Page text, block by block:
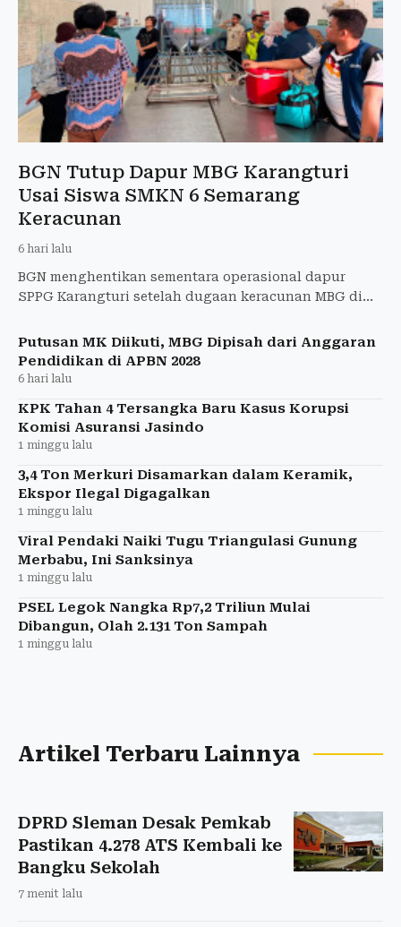
BGN Tutup Dapur MBG Karangturi
Usai Siswa SMKN 6 Semarang
Keracunan
6 hari lalu
BGN menghentikan sementara operasional dapur
SPPG Karangturi setelah dugaan keracunan MBG di
Putusan MK Diikuti, MBG Dipisah dari Anggaran
Pendidikan di APBN 2028
6 hari lalu
KPK Tahan 4 Tersangka Baru Kasus Korupsi
Komisi Asuransi Jasindo
1 minggu lalu
3,4 Ton Merkuri Disamarkan dalam Keramik,
Ekspor Ilegal Digagalkan
1 minggu lalu
Viral Pendaki Naiki Tugu Triangulasi Gunung
Merbabu, Ini Sanksinya
1 minggu lalu
PSEL Legok Nangka Rp7,2 Triliun Mulai
Dibangun, Olah 2.131 Ton Sampah
1 minggu lalu
Artikel Terbaru Lainnya
DPRD Sleman Desak Pemkab
Pastikan 4.278 ATS Kembali ke
Bangku Sekolah
7 menit lalu